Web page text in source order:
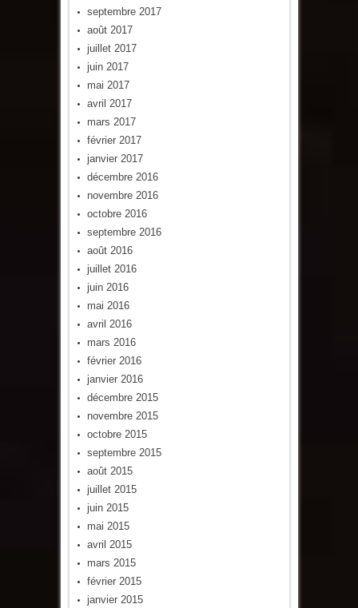
septembre 2017
août 2017
juillet 2017
juin 2017
mai 2017
avril 2017
mars 2017
février 2017
janvier 2017
décembre 2016
novembre 2016
octobre 2016
septembre 2016
août 2016
juillet 2016
juin 2016
mai 2016
avril 2016
mars 2016
février 2016
janvier 2016
décembre 2015
novembre 2015
octobre 2015
septembre 2015
août 2015
juillet 2015
juin 2015
mai 2015
avril 2015
mars 2015
février 2015
janvier 2015